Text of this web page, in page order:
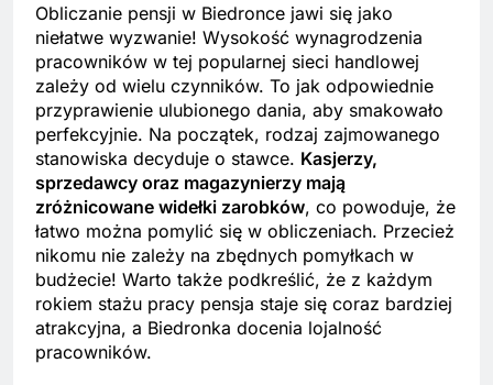
Obliczanie pensji w Biedronce jawi się jako
niełatwe wyzwanie! Wysokość wynagrodzenia
pracowników w tej popularnej sieci handlowej
zależy od wielu czynników. To jak odpowiednie
przyprawienie ulubionego dania, aby smakowało
perfekcyjnie. Na początek, rodzaj zajmowanego
stanowiska decyduje o stawce. Kasjerzy,
sprzedawcy oraz magazynierzy mają
zróżnicowane widełki zarobków, co powoduje, że
łatwo można pomylić się w obliczeniach. Przecież
nikomu nie zależy na zbędnych pomyłkach w
budżecie! Warto także podkreślić, że z każdym
rokiem stażu pracy pensja staje się coraz bardziej
atrakcyjna, a Biedronka docenia lojalność
pracowników.